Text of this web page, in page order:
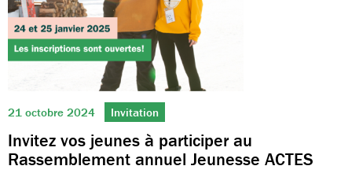
21 octobre 2024 Invitation
Invitez vos jeunes à participer au
Rassemblement annuel Jeunesse ACTES